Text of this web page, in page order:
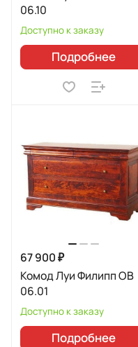
06.10
Доступно к заказу
Подробнее
67 900 ₽
Комод Луи Филипп ОВ
06.01
Доступно к заказу
Подробнее